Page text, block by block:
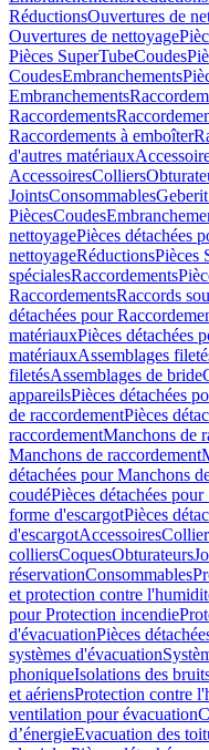
RéductionsOuvertures de
Ouvertures de nettoyage
Pièces SuperTubeCoudes
CoudesEmbranchements
Embranchements
Raccordements
Raccordements à emboîter
d'autres matériaux
AccessoiresColliers
JointsConsommables
PiècesCoudes
nettoyagePièces détachées
nettoyageRéductionsPièces
spécialesRaccordements
RaccordementsRaccords
détachées pour
matériauxPièces détachées
matériauxAssemblages
filetésAssemblages de bride
appareilsPièces détachées
de raccordementPièces
raccordementManchons de
Manchons de raccordement
détachées pour Manchons
coudéPièces détachées
forme d'escargotPièces
d'escargotAccessoires
colliersCoquesObturateurs
réservationConsommables
et protection contre
pour Protection incendie
d'évacuationPièces
systèmes d'évacuation
phoniqueIsolations des
et aériensProtection contre
ventilation pour évacuation
d’énergieEvacuation des